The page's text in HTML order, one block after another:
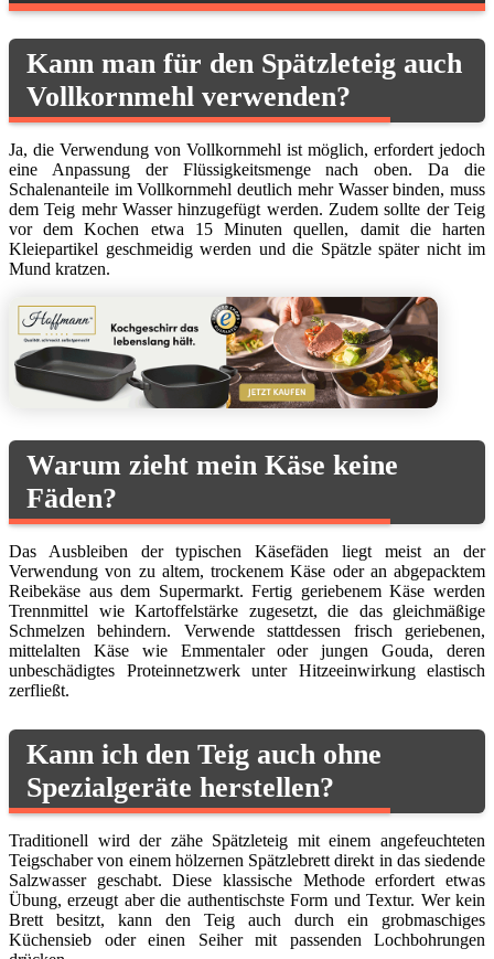
Kann man für den Spätzleteig auch
Vollkornmehl verwenden?
Ja, die Verwendung von Vollkornmehl ist möglich, erfordert jedoch
eine Anpassung der Flüssigkeitsmenge nach oben. Da die
Schalenanteile im Vollkornmehl deutlich mehr Wasser binden, muss
dem Teig mehr Wasser hinzugefügt werden. Zudem sollte der Teig
vor dem Kochen etwa 15 Minuten quellen, damit die harten
Kleiepartikel geschmeidig werden und die Spätzle später nicht im
Mund kratzen.
Warum zieht mein Käse keine
Fäden?
Das Ausbleiben der typischen Käsefäden liegt meist an der
Verwendung von zu altem, trockenem Käse oder an abgepacktem
Reibekäse aus dem Supermarkt. Fertig geriebenem Käse werden
Trennmittel wie Kartoffelstärke zugesetzt, die das gleichmäßige
Schmelzen behindern. Verwende stattdessen frisch geriebenen,
mittelalten Käse wie Emmentaler oder jungen Gouda, deren
unbeschädigtes Proteinnetzwerk unter Hitzeeinwirkung elastisch
zerfließt.
Kann ich den Teig auch ohne
Spezialgeräte herstellen?
Traditionell wird der zähe Spätzleteig mit einem angefeuchteten
Teigschaber von einem hölzernen Spätzlebrett direkt in das siedende
Salzwasser geschabt. Diese klassische Methode erfordert etwas
Übung, erzeugt aber die authentischste Form und Textur. Wer kein
Brett besitzt, kann den Teig auch durch ein grobmaschiges
Küchensieb oder einen Seiher mit passenden Lochbohrungen